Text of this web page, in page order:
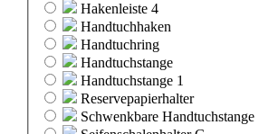
Hakenleiste 4
Handtuchhaken
Handtuchring
Handtuchstange
Handtuchstange 1
Reservepapierhalter
Schwenkbare Handtuchstange